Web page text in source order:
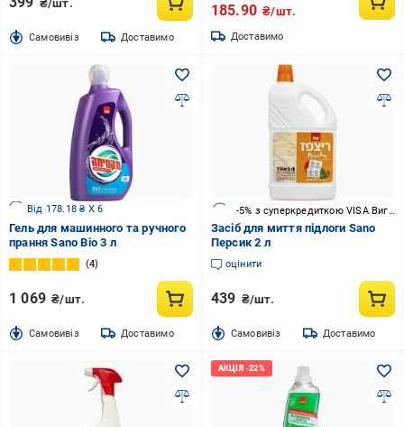
₴/шт.
Cамовивіз Доставимо
185.90 ₴/шт.
Доставимо
Від 178.18 ₴ X 6
Гель для машинного та ручного
прання Sano Bio 3 л
4
1 069 ₴/шт.
Cамовивіз Доставимо
Засіб для миття підлоги Sano
Персик 2 л
оцінити
439 ₴/шт.
Cамовивіз Доставимо